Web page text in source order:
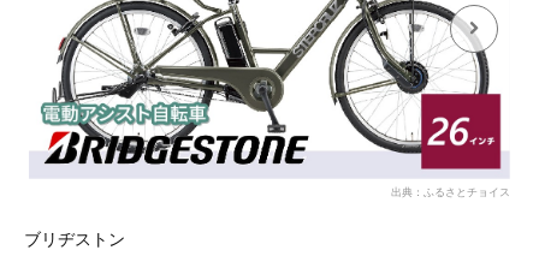
出典：ふるさとチョイス
ブリヂストン